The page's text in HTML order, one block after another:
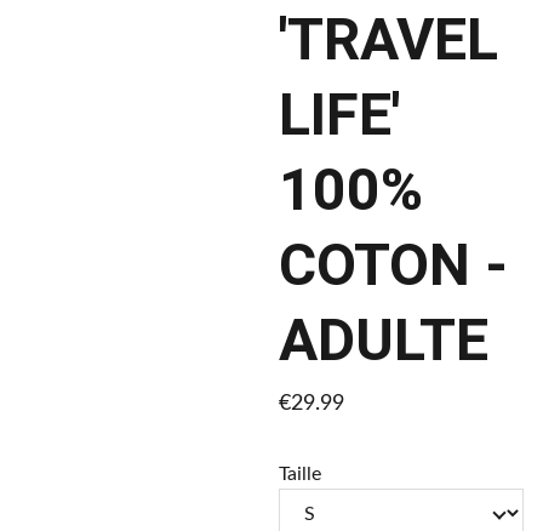
'TRAVEL
LIFE'
100%
COTON -
ADULTE
€29.99
Taille